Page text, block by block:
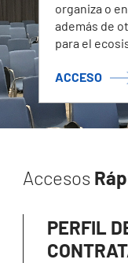
organiza o
además de
para el
ACCESO
Accesos
PERFIL